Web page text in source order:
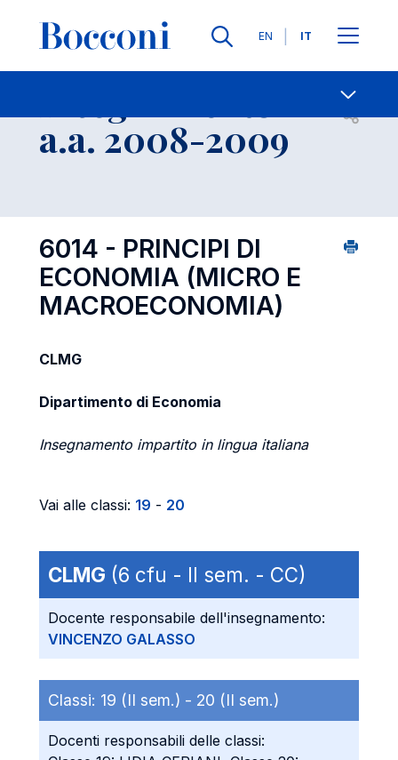
Lingue
EN IT
-
a.a. 2008-2009 Open
6014 - PRINCIPI DI
ECONOMIA (MICRO E
MACROECONOMIA)
CLMG
Dipartimento di Economia
Insegnamento impartito in lingua italiana
Vai alle classi: 19 - 20
CLMG (6 cfu - II sem. - CC)
Docente responsabile dell'insegnamento:
VINCENZO GALASSO
Classi: 19 (II sem.) - 20 (II sem.)
Docenti responsabili delle classi: